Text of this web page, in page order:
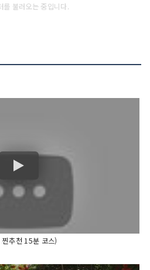
를 불러오는 중입니다.
추천 15분 코스)